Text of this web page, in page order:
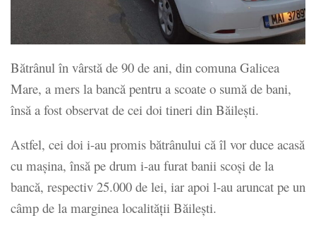
Bătrânul în vârstă de 90 de ani, din comuna Galicea
Mare, a mers la bancă pentru a scoate o sumă de bani,
însă a fost observat de cei doi tineri din Băileşti.
Astfel, cei doi i-au promis bătrânului că îl vor duce acasă
cu maşina, însă pe drum i-au furat banii scoşi de la
bancă, respectiv 25.000 de lei, iar apoi l-au aruncat pe un
câmp de la marginea localităţii Băileşti.